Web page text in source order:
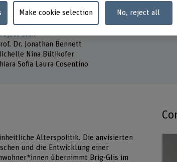
of project
Pardini
staff
Dr. Jonathan Bennett
Nina Bütikofer
Sofia Laura Cosentino
Alterspolitik. Die anvisierten
und die Entwicklung einer
übernimmt Brig-Glis im
Make cookie selection No, reject all